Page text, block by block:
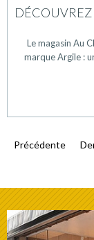
DÉCOUVREZ
Le magasin Au
marque Argile :
Précédente